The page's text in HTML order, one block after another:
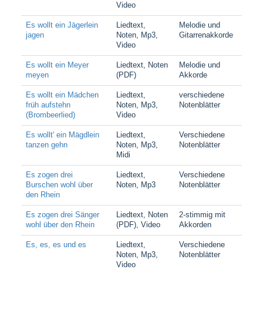
Video
Es wollt ein Jägerlein
jagen
Liedtext,
Noten, Mp3,
Video
Melodie und
Gitarrenakkorde
Es wollt ein Meyer
meyen
Liedtext, Noten
(PDF)
Melodie und
Akkorde
Es wollt ein Mädchen
früh aufstehn
(Brombeerlied)
Liedtext,
Noten, Mp3,
Video
verschiedene
Notenblätter
Es wollt' ein Mägdlein
tanzen gehn
Liedtext,
Noten, Mp3,
Midi
Verschiedene
Notenblätter
Es zogen drei
Burschen wohl über
den Rhein
Liedtext,
Noten, Mp3
Verschiedene
Notenblätter
Es zogen drei Sänger
wohl über den Rhein
Liedtext, Noten
(PDF), Video
2-stimmig mit
Akkorden
Es, es, es und es
Liedtext,
Noten, Mp3,
Video
Verschiedene
Notenblätter